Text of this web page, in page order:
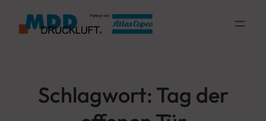
Inhalt
Schlagwort: Tag der